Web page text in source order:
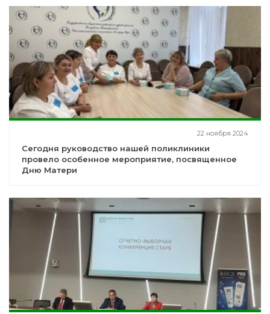
22 ноября 2024
Сегодня руководство нашей поликлиники
провело особенное мероприятие, посвященное
Дню Матери